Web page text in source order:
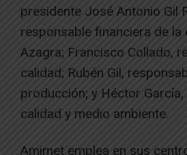
presidente José Antonio Gil
responsable financiera de la
Azagra; Francisco Collado,
calidad; Rubén Gil,
producción; y Héctor
calidad y medio ambiente.
Amimet emplea en sus